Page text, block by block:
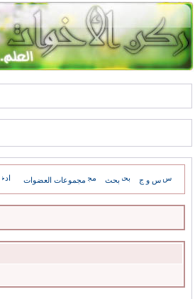
س و ج بحث مجموعات العضوات